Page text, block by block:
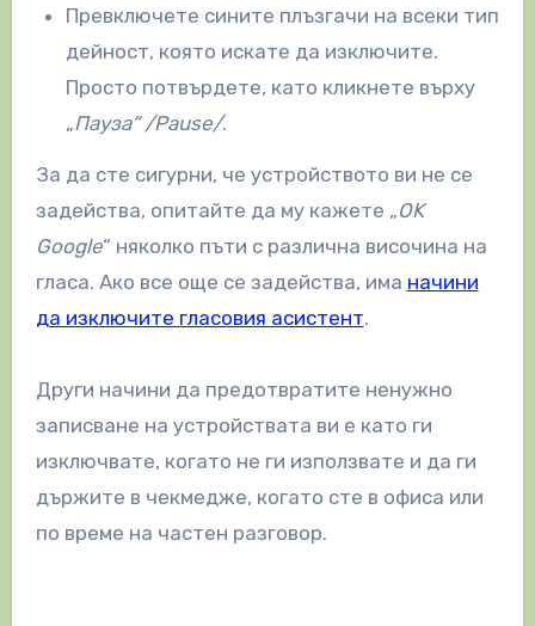
Превключете сините плъзгачи на всеки тип
дейност, която искате да изключите.
Просто потвърдете, като кликнете върху
„Пауза“ /Pause/.
За да сте сигурни, че устройството ви не се
задейства, опитайте да му кажете „OK
Google“ няколко пъти с различна височина на
гласа. Ако все още се задейства, има начини
да изключите гласовия асистент.
Други начини да предотвратите ненужно
записване на устройствата ви е като ги
изключвате, когато не ги използвате и да ги
държите в чекмедже, когато сте в офиса или
по време на частен разговор.